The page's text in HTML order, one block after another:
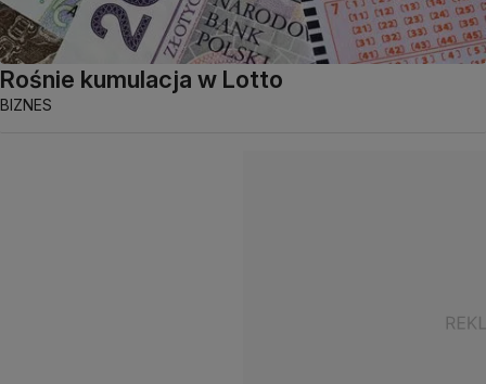
Rośnie kumulacja w Lotto
BIZNES